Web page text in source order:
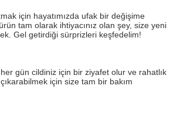
için hayatımızda ufak bir değişime
tam olarak ihtiyacınız olan şey, size yeni
Gel getirdiği sürprizleri keşfedelim!
gün cildiniz için bir ziyafet olur ve rahatlık
için size tam bir bakım